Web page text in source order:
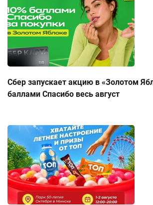
Сбер запускает акцию в «Золотом
баллами Спасибо весь август